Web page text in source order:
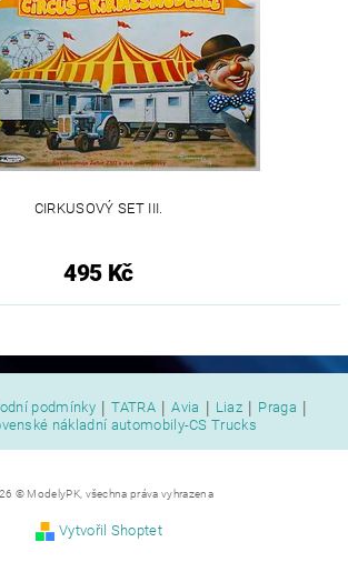
CIRKUSOVÝ SET III.
495 Kč
podmínky | TATRA | Avia | Liaz | Praga |
nákladní automobily-CS Trucks
© ModelyPK, všechna práva vyhrazena
Vytvořil Shoptet